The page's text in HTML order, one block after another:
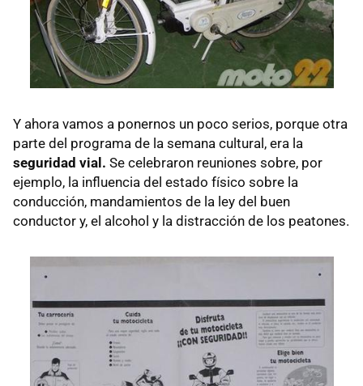
Y ahora vamos a ponernos un poco serios, porque otra
parte del programa de la semana cultural, era la
seguridad vial. Se celebraron reuniones sobre, por
ejemplo, la influencia del estado físico sobre la
conducción, mandamientos de la ley del buen
conductor y, el alcohol y la distracción de los peatones.